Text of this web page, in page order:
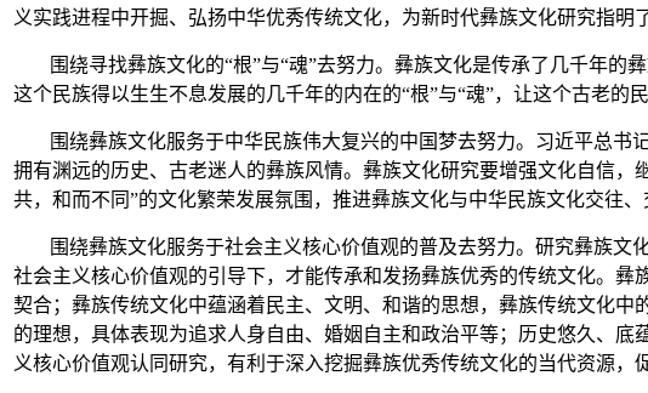
义实践进程中开掘、弘扬中华优秀传统文化，为新时代彝族文化研究指明
围绕寻找彝族文化的“根”与“魂”去努力。彝族文化是传承了几千年
这个民族得以生生不息发展的几千年的内在的“根”与“魂”，让这个古老的
围绕彝族文化服务于中华民族伟大复兴的中国梦去努力。习近平总书
拥有渊远的历史、古老迷人的彝族风情。彝族文化研究要增强文化自信
共，和而不同”的文化繁荣发展氛围，推进彝族文化与中华民族文化交往
围绕彝族文化服务于社会主义核心价值观的普及去努力。研究彝族
社会主义核心价值观的引导下，才能传承和发扬彝族优秀的传统文化。
契合；彝族传统文化中蕴涵着民主、文明、和谐的思想，彝族传统文化
的理想，具体表现为追求人身自由、婚姻自主和政治平等；历史悠久、
义核心价值观认同研究，有利于深入挖掘彝族优秀传统文化的当代资源，